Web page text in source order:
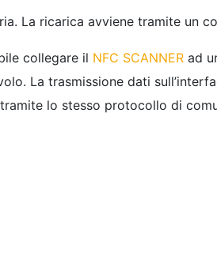
La ricarica avviene tramite un
collegare il NFC SCANNER ad
La trasmissione dati
lo stesso protocollo di